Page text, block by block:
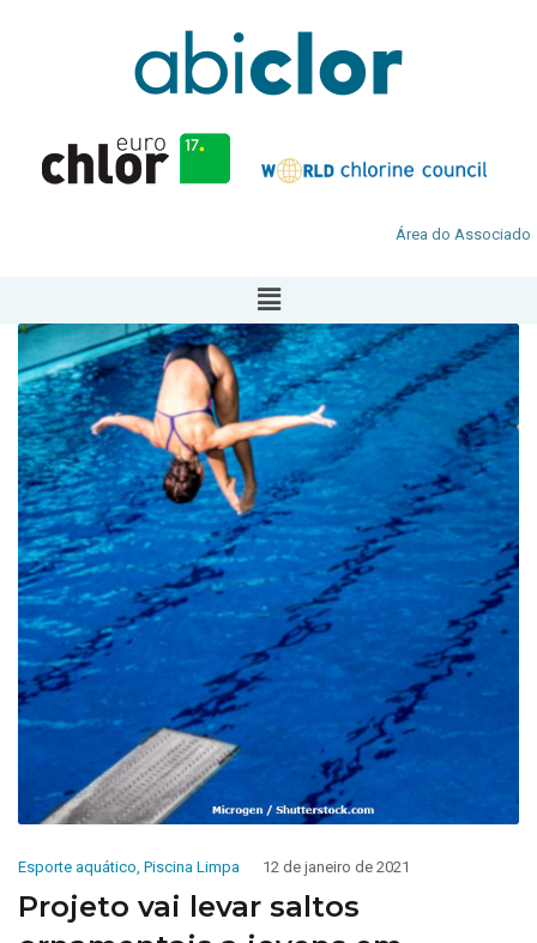
Área do Associado
Esporte aquático, Piscina Limpa 12 de janeiro de 2021
Projeto vai levar saltos